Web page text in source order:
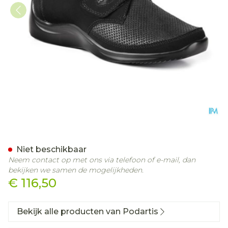
€ 116,50
Niet beschikbaar
Neem contact op met ons via telefoon of e-mail, dan
bekijken we samen de mogelijkheden.
Bekijk alle producten van Podartis